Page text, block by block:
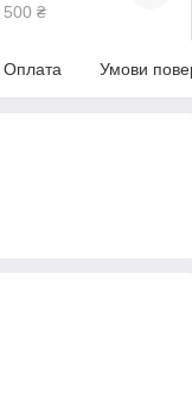
500 ₴
Оплата Умови